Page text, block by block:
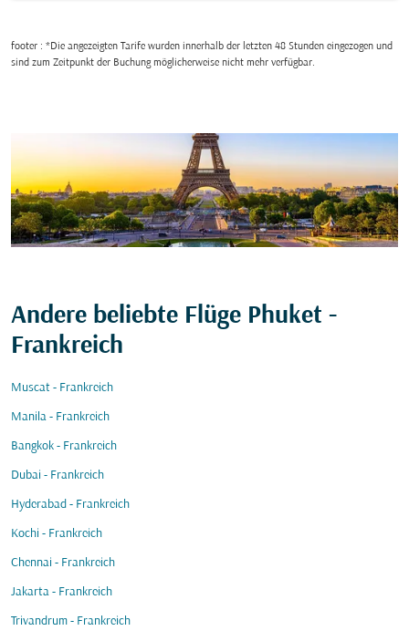
footer : *Die angezeigten Tarife wurden innerhalb der letzten 48 Stunden eingezogen und
sind zum Zeitpunkt der Buchung möglicherweise nicht mehr verfügbar.
Andere beliebte Flüge Phuket -
Frankreich
Muscat - Frankreich
Manila - Frankreich
Bangkok - Frankreich
Dubai - Frankreich
Hyderabad - Frankreich
Kochi - Frankreich
Chennai - Frankreich
Jakarta - Frankreich
Trivandrum - Frankreich